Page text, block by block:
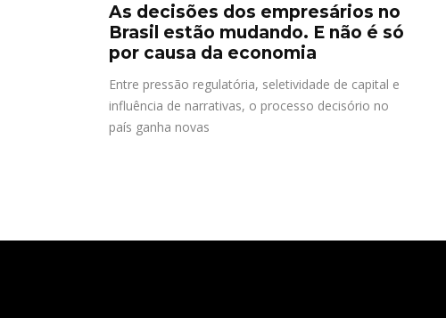
As decisões dos empresários no
Brasil estão mudando. E não é só
por causa da economia
Entre pressão regulatória, seletividade de capital e
influência de narrativas, o processo decisório no
país ganha novas